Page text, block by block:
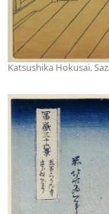
Katsushika Hokusai.